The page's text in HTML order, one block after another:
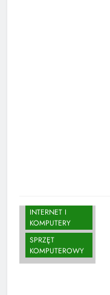
INTERNET I
KOMPUTERY
SPRZĘT
KOMPUTEROWY